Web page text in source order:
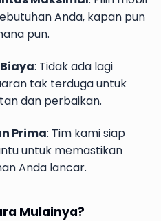
Anda, kapan pun
pun.
: Tidak ada lagi
tak terduga untuk
dan perbaikan.
Prima: Tim kami siap
untuk memastikan
Anda lancar.
Mulainya?